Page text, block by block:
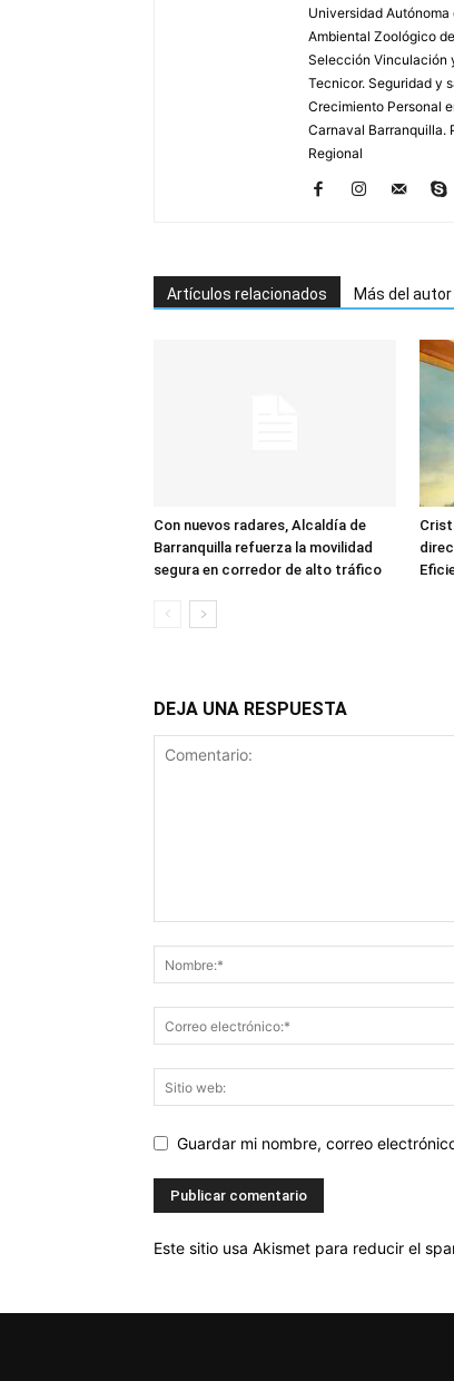
Universidad
Ambiental Zoológico
Selección Vinculación
Tecnicor. Seguridad y
Crecimiento Personal
Carnaval Barranquilla.
Regional
Artículos relacionados Más del autor
Con nuevos radares, Alcaldía de
Barranquilla refuerza la movilidad
segura en corredor de alto tráfico
DEJA UNA RESPUESTA
Guardar mi nombre, correo
Este sitio usa Akismet para reducir el